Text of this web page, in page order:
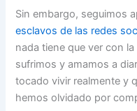
Sin embargo, seguimos
esclavos de las redes
nada tiene que ver con
sufrimos y amamos a
tocado vivir realmente y
hemos olvidado por